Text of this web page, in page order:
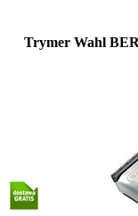
Trymer Wahl